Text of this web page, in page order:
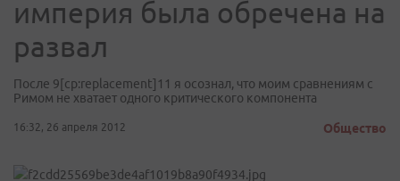
империя была обречена на
развал
После 9[cp:replacement]11 я осознал, что моим сравнениям с
Римом не хватает одного критического компонента
16:32, 26 апреля 2012 Общество